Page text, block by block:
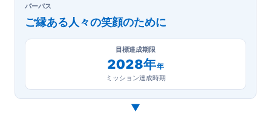
パーパス
ご縁ある人々の笑顔のために
目標達成期限
2028年年
ミッション達成時期
▼